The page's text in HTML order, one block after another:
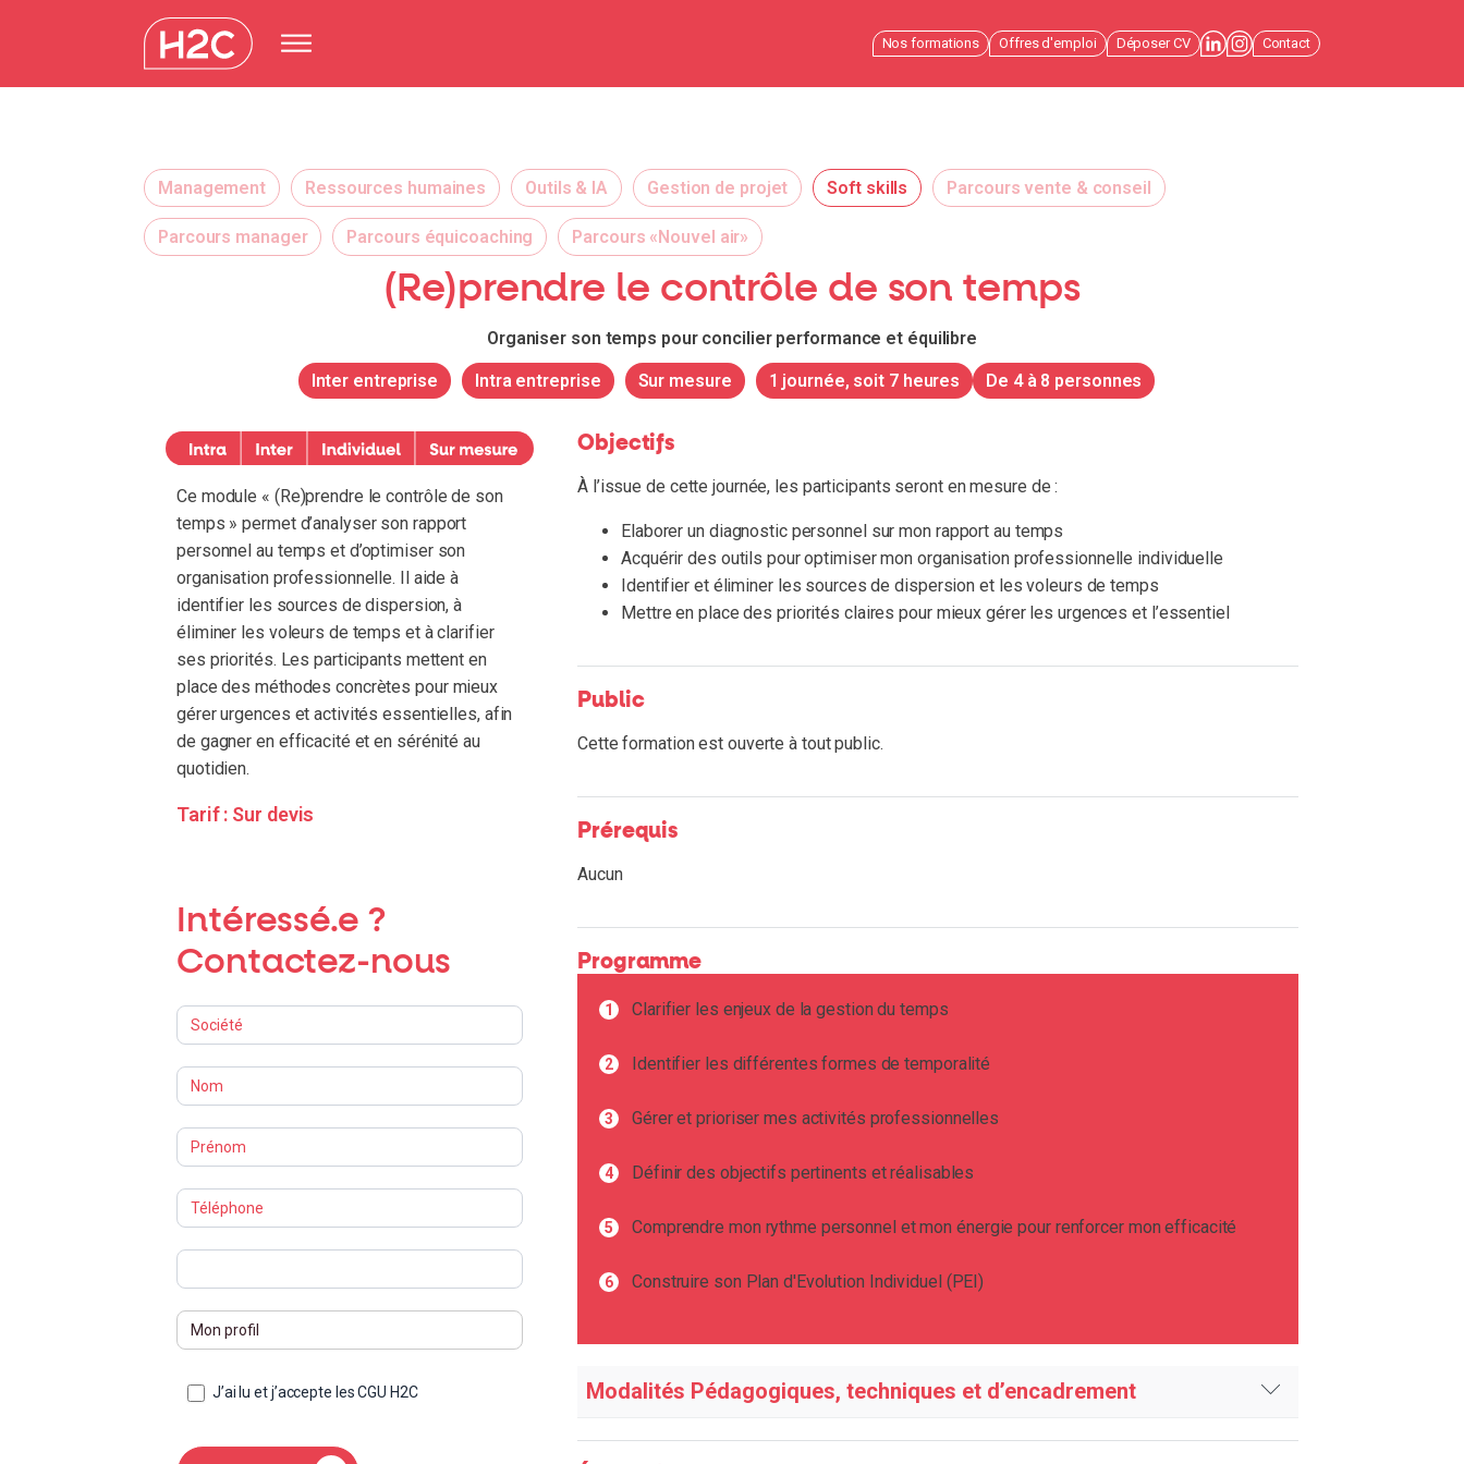
Nos formations Offres d'emploi Déposer CV Contact
Management Ressources humaines Outils & IA Gestion de projet Soft skills Parcours vente & conseil
Parcours manager Parcours équicoaching Parcours «Nouvel air»
(Re)prendre le contrôle de son temps
Organiser son temps pour concilier performance et équilibre
Inter entreprise Intra entreprise Sur mesure 1 journée, soit 7 heures De 4 à 8 personnes
Ce module « (Re)prendre le contrôle de son
temps » permet d’analyser son rapport
personnel au temps et d’optimiser son
organisation professionnelle. Il aide à
identifier les sources de dispersion, à
éliminer les voleurs de temps et à clarifier
ses priorités. Les participants mettent en
place des méthodes concrètes pour mieux
gérer urgences et activités essentielles, afin
de gagner en efficacité et en sérénité au
quotidien.
Tarif : Sur devis
Intéressé.e ?
Contactez-nous
Formations
J’ai lu et j’accepte les CGU H2C
Objectifs
À l’issue de cette journée, les participants seront en mesure de :
Elaborer un diagnostic personnel sur mon rapport au temps
Acquérir des outils pour optimiser mon organisation professionnelle individuelle
Identifier et éliminer les sources de dispersion et les voleurs de temps
Mettre en place des priorités claires pour mieux gérer les urgences et l’essentiel
Public
Cette formation est ouverte à tout public.
Prérequis
Aucun
Programme
Clarifier les enjeux de la gestion du temps
Identifier les différentes formes de temporalité
Gérer et prioriser mes activités professionnelles
Définir des objectifs pertinents et réalisables
Comprendre mon rythme personnel et mon énergie pour renforcer mon efficacité
Construire son Plan d'Evolution Individuel (PEI)
Modalités Pédagogiques, techniques et d’encadrement